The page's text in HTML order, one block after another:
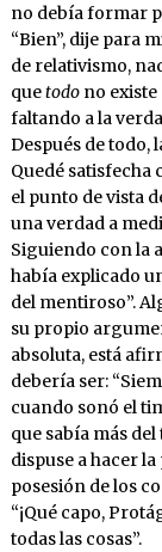
no debía formar
“Bien”, dije para
de relativismo,
quetodono existe
faltando a la
Después de todo,
Quedé satisfecha
el punto de vista
una verdad a
Siguiendo con la
había explicado
del mentiroso”.
su propio
absoluta, está
debería ser:
cuando sonó el
que sabía más
dispuse a hacer
posesión de los
“¡Qué capo,
todas las cosas”.